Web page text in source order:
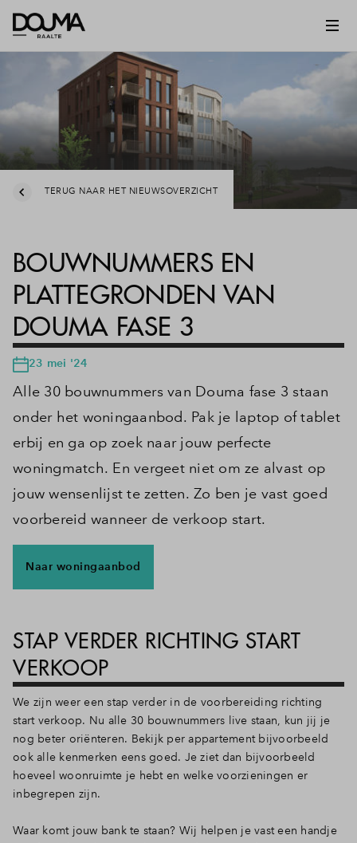
Inloggen
TERUG NAAR HET NIEUWSOVERZICHT
BOUWNUMMERS EN
PLATTEGRONDEN VAN
DOUMA FASE 3
23 mei '24
Alle 30 bouwnummers van Douma fase 3 staan
onder het woningaanbod. Pak je laptop of tablet
erbij en ga op zoek naar jouw perfecte
woningmatch. En vergeet niet om ze alvast op
jouw wensenlijst te zetten. Zo ben je vast goed
voorbereid wanneer de verkoop start.
Naar woningaanbod
STAP VERDER RICHTING START
VERKOOP
We zijn weer een stap verder in de voorbereiding richting
start verkoop. Nu alle 30 bouwnummers live staan, kun jij je
nog beter oriënteren. Bekijk per appartement bijvoorbeeld
ook alle kenmerken eens goed. Je ziet dan bijvoorbeeld
hoeveel woonruimte je hebt en welke voorzieningen er
inbegrepen zijn.
Waar komt jouw bank te staan? Wij helpen je vast een handje